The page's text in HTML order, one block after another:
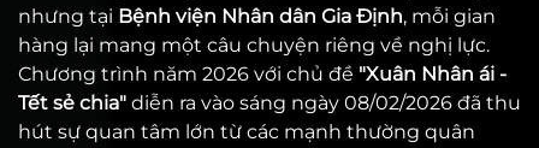
nhưng tại Bệnh viện Nhân dân Gia Định, mỗi gian
hàng lại mang một câu chuyện riêng về nghị lực.
Chương trình năm 2026 với chủ đề "Xuân Nhân ái -
Tết sẻ chia" diễn ra vào sáng ngày 08/02/2026 đã thu
hút sự quan tâm lớn từ các mạnh thường quân